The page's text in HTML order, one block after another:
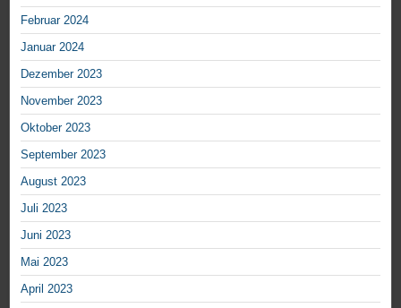
Februar 2024
Januar 2024
Dezember 2023
November 2023
Oktober 2023
September 2023
August 2023
Juli 2023
Juni 2023
Mai 2023
April 2023